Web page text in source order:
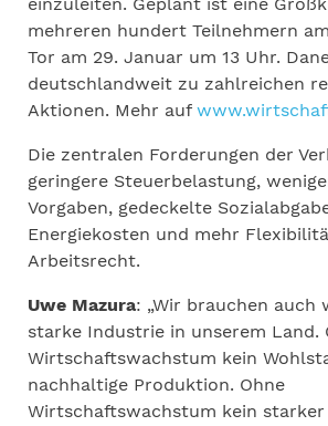
einzuleiten. Geplant ist eine
mehreren hundert Teilnehmern
Tor am 29. Januar um 13 Uhr.
deutschlandweit zu zahlreichen
Aktionen. Mehr auf
Die zentralen Forderungen der
geringere Steuerbelastung,
Vorgaben, gedeckelte
Energiekosten und mehr
Arbeitsrecht.
Uwe Mazura: „Wir brauchen auch
starke Industrie in unserem Land.
Wirtschaftswachstum kein
nachhaltige Produktion. Ohne
Wirtschaftswachstum kein starker